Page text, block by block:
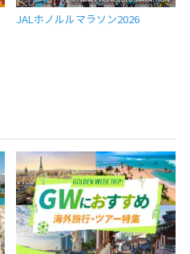
JALホノルルマラソン2026